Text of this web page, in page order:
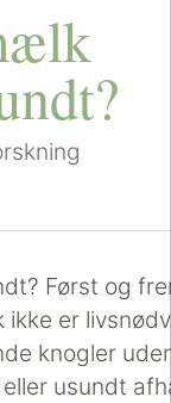
Først og
er
knogler
usundt